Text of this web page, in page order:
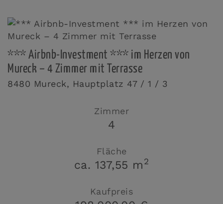
*** Airbnb-Investment *** im Herzen von
Mureck – 4 Zimmer mit Terrasse
8480 Mureck, Hauptplatz 47 / 1 / 3
Zimmer
4
Fläche
ca. 137,55 m 2
Kaufpreis